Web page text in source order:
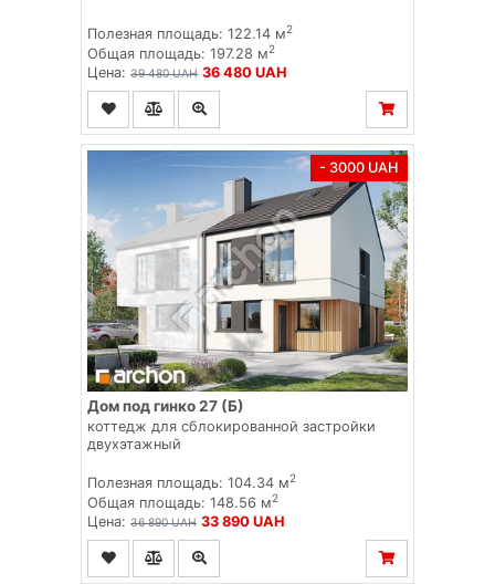
Полезная площадь: 122.14 м2
Общая площадь: 197.28 м2
Цена: 39 480 UAH 36 480 UAH
- 3000 UAH
Дом под гинко 27 (Б)
коттедж для сблокированной застройки
двухэтажный
Полезная площадь: 104.34 м2
Общая площадь: 148.56 м2
Цена: 36 890 UAH 33 890 UAH